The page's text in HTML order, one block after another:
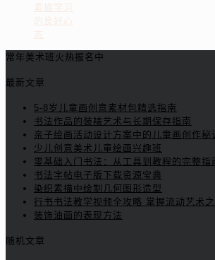
素描学习
的良好心
态
常年美术班火热报名中
最新文章
5-8岁儿童画创意素材包精选指南
书法作品的装裱艺术与长期保存指南
亲子绘画活动设计方案中的儿童画创作秘
少儿创意美术儿童绘画兴趣班
零基础入门书法：从工具到教程的完整指
书法字帖电子版下载资源宝典
染织素描中绘制几何图形造型
行书书法教学视频全攻略 掌握流动艺术
装饰油画的表现方法
随机文章